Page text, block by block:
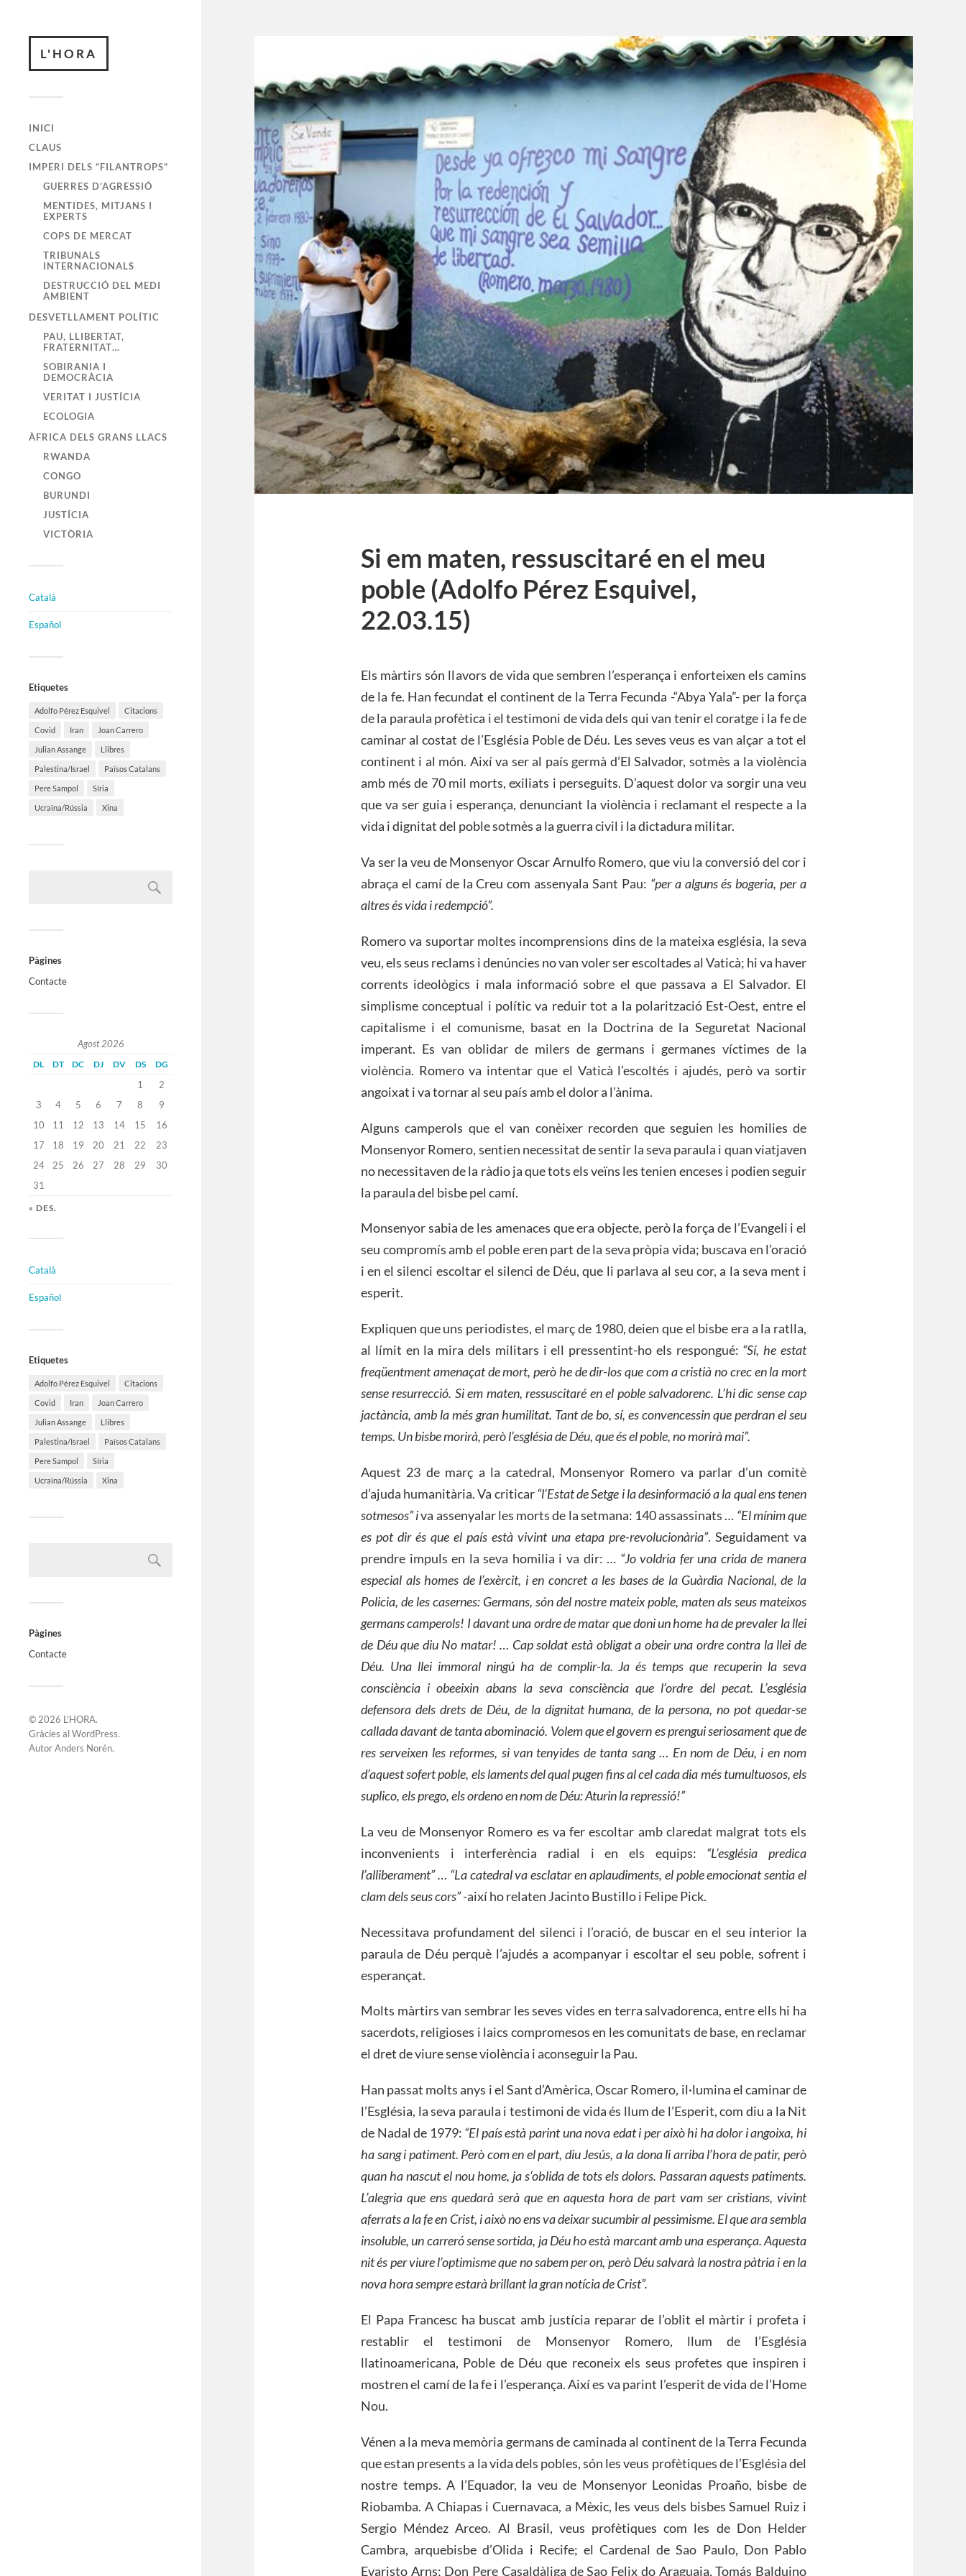
L'HORA
INICI
CLAUS
IMPERI DELS “FILANTROPS”
GUERRES D’AGRESSIÓ
MENTIDES, MITJANS I
EXPERTS
COPS DE MERCAT
TRIBUNALS
INTERNACIONALS
DESTRUCCIÓ DEL MEDI
AMBIENT
DESVETLLAMENT POLÍTIC
PAU, LLIBERTAT,
FRATERNITAT…
SOBIRANIA I
DEMOCRÀCIA
VERITAT I JUSTÍCIA
ECOLOGIA
ÀFRICA DELS GRANS LLACS
RWANDA
CONGO
BURUNDI
JUSTÍCIA
VICTÒRIA
Català
Español
Etiquetes
Adolfo Pérez Esquivel Citacions
Covid Iran Joan Carrero
Julian Assange Llibres
Palestina/Israel Països Catalans
Pere Sampol Síria
Ucraïna/Rússia Xina
Pàgines
Contacte
Agost 2026
DL DT DC DJ DV DS DG
1
2
3
4 5 6 7 8
9
10
11 12 13 14 15
16
17
18 19 20 21 22
23
24
25 26 27 28 29
30
31
« DES.
Català
Español
Etiquetes
Adolfo Pérez Esquivel Citacions
Covid Iran Joan Carrero
Julian Assange Llibres
Palestina/Israel Països Catalans
Pere Sampol Síria
Ucraïna/Rússia Xina
Pàgines
Contacte
© 2026 L'HORA.
Gràcies alWordPress.
AutorAnders Norén.
Si em maten, ressuscitaré en el meu
poble (Adolfo Pérez Esquivel,
22.03.15)
Els màrtirs són llavors de vida que sembren l’esperança i enforteixen els camins
de la fe. Han fecundat el continent de la Terra Fecunda -“Abya Yala”- per la força
de la paraula profètica i el testimoni de vida dels qui van tenir el coratge i la fe de
caminar al costat de l’Església Poble de Déu. Les seves veus es van alçar a tot el
continent i al món. Així va ser al país germà d’El Salvador, sotmès a la violència
amb més de 70 mil morts, exiliats i perseguits. D’aquest dolor va sorgir una veu
que va ser guia i esperança, denunciant la violència i reclamant el respecte a la
vida i dignitat del poble sotmès a la guerra civil i la dictadura militar.
Va ser la veu de Monsenyor Oscar Arnulfo Romero, que viu la conversió del cor i
abraça el camí de la Creu com assenyala Sant Pau: “per a alguns és bogeria, per a
altres és vida i redempció”.
Romero va suportar moltes incomprensions dins de la mateixa església, la seva
veu, els seus reclams i denúncies no van voler ser escoltades al Vaticà; hi va haver
corrents ideològics i mala informació sobre el que passava a El Salvador. El
simplisme conceptual i polític va reduir tot a la polarització Est-Oest, entre el
capitalisme i el comunisme, basat en la Doctrina de la Seguretat Nacional
imperant. Es van oblidar de milers de germans i germanes víctimes de la
violència. Romero va intentar que el Vaticà l’escoltés i ajudés, però va sortir
angoixat i va tornar al seu país amb el dolor a l’ànima.
Alguns camperols que el van conèixer recorden que seguien les homilies de
Monsenyor Romero, sentien necessitat de sentir la seva paraula i quan viatjaven
no necessitaven de la ràdio ja que tots els veïns les tenien enceses i podien seguir
la paraula del bisbe pel camí.
Monsenyor sabia de les amenaces que era objecte, però la força de l’Evangeli i el
seu compromís amb el poble eren part de la seva pròpia vida; buscava en l’oració
i en el silenci escoltar el silenci de Déu, que li parlava al seu cor, a la seva ment i
esperit.
Expliquen que uns periodistes, el març de 1980, deien que el bisbe era a la ratlla,
al límit en la mira dels militars i ell pressentint-ho els respongué: “Sí, he estat
freqüentment amenaçat de mort, però he de dir-los que com a cristià no crec en la mort
sense resurrecció. Si em maten, ressuscitaré en el poble salvadorenc. L’hi dic sense cap
jactància, amb la més gran humilitat. Tant de bo, sí, es convencessin que perdran el seu
temps. Un bisbe morirà, però l’església de Déu, que és el poble, no morirà mai”.
Aquest 23 de març a la catedral, Monsenyor Romero va parlar d’un comitè
d’ajuda humanitària. Va criticar“l’Estat de Setge i la desinformació a la qual ens tenen
sotmesos” iva assenyalar les morts de la setmana: 140 assassinats … “El mínim que
es pot dir és que el país està vivint una etapa pre-revolucionària”. Seguidament va
prendre impuls en la seva homilia i va dir: … “Jo voldria fer una crida de manera
especial als homes de l’exèrcit, i en concret a les bases de la Guàrdia Nacional, de la
Policia, de les casernes: Germans, són del nostre mateix poble, maten als seus mateixos
germans camperols! I davant una ordre de matar que doni un home ha de prevaler la llei
de Déu que diu No matar! … Cap soldat està obligat a obeir una ordre contra la llei de
Déu. Una llei immoral ningú ha de complir-la. Ja és temps que recuperin la seva
consciència i obeeixin abans la seva consciència que l’ordre del pecat. L’església
defensora dels drets de Déu, de la dignitat humana, de la persona, no pot quedar-se
callada davant de tanta abominació. Volem que el govern es prengui seriosament que de
res serveixen les reformes, si van tenyides de tanta sang … En nom de Déu, i en nom
d’aquest sofert poble, els laments del qual pugen fins al cel cada dia més tumultuosos, els
suplico, els prego, els ordeno en nom de Déu: Aturin la repressió!”
La veu de Monsenyor Romero es va fer escoltar amb claredat malgrat tots els
inconvenients i interferència radial i en els equips: “L’església predica
l’alliberament” … “La catedral va esclatar en aplaudiments, el poble emocionat sentia el
clam dels seus cors”-així ho relaten Jacinto Bustillo i Felipe Pick.
Necessitava profundament del silenci i l’oració, de buscar en el seu interior la
paraula de Déu perquè l’ajudés a acompanyar i escoltar el seu poble, sofrent i
esperançat.
Molts màrtirs van sembrar les seves vides en terra salvadorenca, entre ells hi ha
sacerdots, religioses i laics compromesos en les comunitats de base, en reclamar
el dret de viure sense violència i aconseguir la Pau.
Han passat molts anys i el Sant d’Amèrica, Oscar Romero, il·lumina el caminar de
l’Església, la seva paraula i testimoni de vida és llum de l’Esperit, com diu a la Nit
de Nadal de 1979: “El país està parint una nova edat i per això hi ha dolor i angoixa, hi
ha sang i patiment. Però com en el part, diu Jesús, a la dona li arriba l’hora de patir, però
quan ha nascut el nou home, ja s‘oblida de tots els dolors. Passaran aquests patiments.
L’alegria que ens quedarà serà que en aquesta hora de part vam ser cristians, vivint
aferrats a la fe en Crist, i això no ens va deixar sucumbir al pessimisme. El que ara sembla
insoluble, un carreró sense sortida, ja Déu ho està marcant amb una esperança. Aquesta
nit és per viure l’optimisme que no sabem per on, però Déu salvarà la nostra pàtria i en la
nova hora sempre estarà brillant la gran notícia de Crist”.
El Papa Francesc ha buscat amb justícia reparar de l’oblit el màrtir i profeta i
restablir el testimoni de Monsenyor Romero, llum de l’Església
llatinoamericana, Poble de Déu que reconeix els seus profetes que inspiren i
mostren el camí de la fe i l’esperança. Així es va parint l’esperit de vida de l’Home
Nou.
Vénen a la meva memòria germans de caminada al continent de la Terra Fecunda
que estan presents a la vida dels pobles, són les veus profètiques de l’Església del
nostre temps. A l’Equador, la veu de Monsenyor Leonidas Proaño, bisbe de
Riobamba. A Chiapas i Cuernavaca, a Mèxic, les veus dels bisbes Samuel Ruiz i
Sergio Méndez Arceo. Al Brasil, veus profètiques com les de Don Helder
Cambra, arquebisbe d’Olida i Recife; el Cardenal de Sao Paulo, Don Pablo
Evaristo Arns; Don Pere Casaldàliga de Sao Felix do Araguaia, Tomás Balduino